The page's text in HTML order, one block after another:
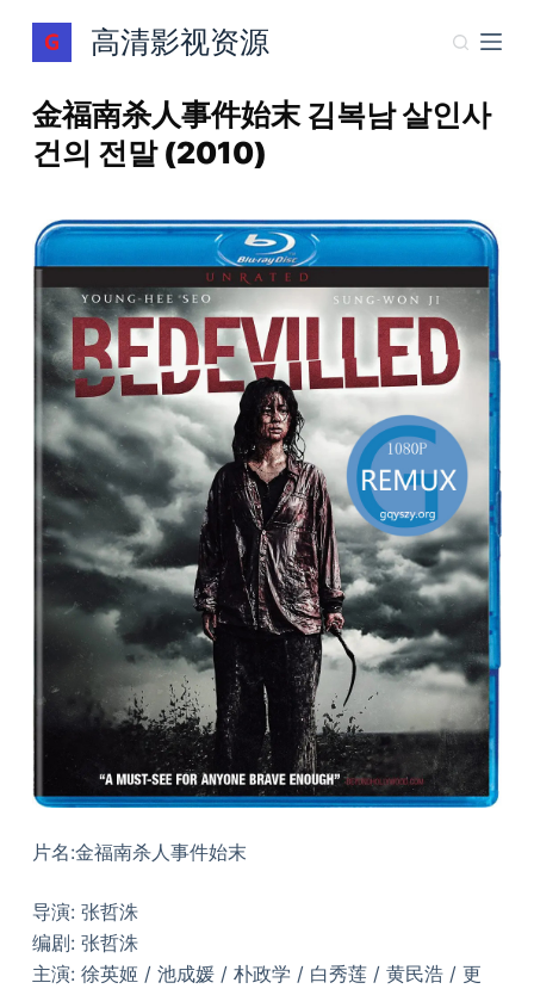
跳
过
容
高清影视资源
金福南杀人事件始末 김복남 살인사
건의 전말 (2010)
片名:金福南杀人事件始末
导演: 张哲洙
编剧: 张哲洙
主演: 徐英姬 / 池成媛 / 朴政学 / 白秀莲 / 黄民浩 / 更